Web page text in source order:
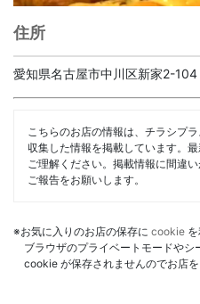
住所
愛知県名古屋市中川区新家2-104
こちらのお店の情報は、チラシプ
収集した情報を掲載しています。
ご理解ください。掲載情報に間違
ご報告をお願いします。
※お気に入りのお店の保存に cookie
ブラウザのプライベートモードや
cookie が保存されませんのでお店を